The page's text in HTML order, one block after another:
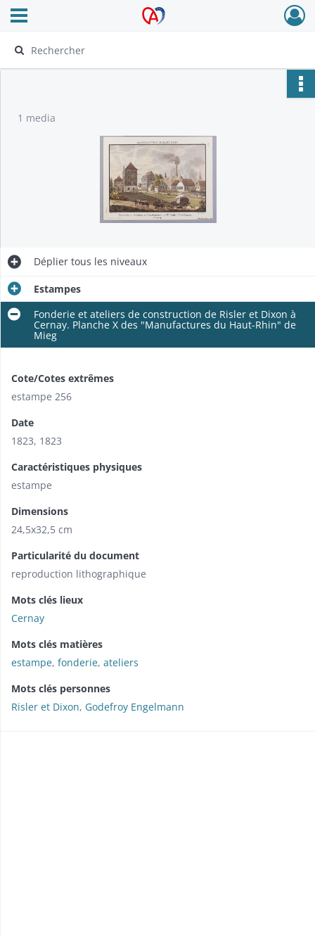
Archives Alsace - Colmar
Ouvrir le menu déroulant
1 media
Déplier tous les niveaux
Estampes
Fonderie et ateliers de construction de Risler et Dixon à
Cernay. Planche X des "Manufactures du Haut-Rhin" de
Mieg
Cote/Cotes extrêmes
estampe 256
Date
1823, 1823
Caractéristiques physiques
estampe
Dimensions
24,5x32,5 cm
Particularité du document
reproduction lithographique
Mots clés lieux
Cernay
Mots clés matières
estampe, fonderie, ateliers
Mots clés personnes
Risler et Dixon, Godefroy Engelmann